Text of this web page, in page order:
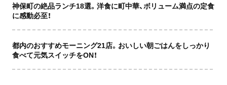
神保町の絶品ランチ18選。洋食に町中華、ボリューム満点の定食
に感動必至！
都内のおすすめモーニング21店。おいしい朝ごはんをしっかり
食べて元気スイッチをON！